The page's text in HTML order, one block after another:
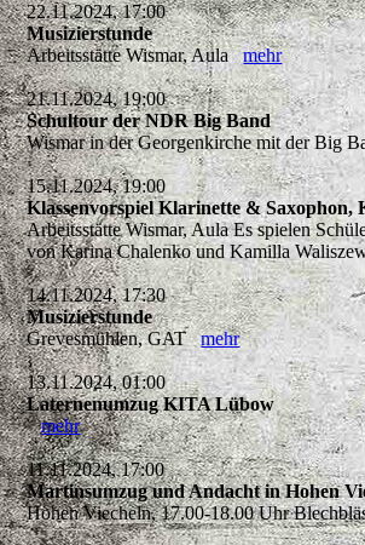
22.11.2024, 17:00
Musizierstunde
Arbeitsstätte Wismar, Aulamehr
21.11.2024, 19:00
Schultour der NDR Big Band
Wismar in der Georgenkirche mit der Big
15.11.2024, 19:00
Klassenvorspiel Klarinette & Saxophon,
Arbeitsstätte Wismar, Aula Es spielen
von Karina Chalenko und Kamilla
14.11.2024, 17:30
Musizierstunde
Grevesmühlen, GATmehr
13.11.2024, 01:00
Laternenumzug KITA Lübow
mehr
11.11.2024, 17:00
Martinsumzug und Andacht in Hohen
Hohen Viecheln, 17.00-18.00 Uhr